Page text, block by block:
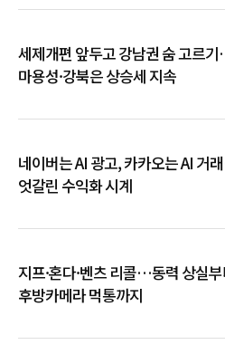
세제개편 앞두고 강남권 숨 고르
마용성·강북은 상승세 지속
네이버는 AI 광고, 카카오는 AI 거
엇갈린 수익화 시계
지프·혼다·벤츠 리콜…동력 상실
후방카메라 먹통까지